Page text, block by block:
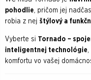
pohodlie, pričom jej
robia z nej štýlový a
Vyberte si Tornado –
inteligentnej technológie,
komfortu vo vašej